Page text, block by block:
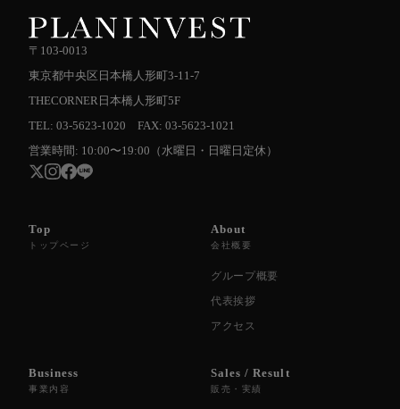
〒103-0013
東京都中央区日本橋人形町3-11-7
THECORNER日本橋人形町5F
TEL: 03-5623-1020 FAX: 03-5623-1021
営業時間: 10:00〜19:00（水曜日・日曜日定休）
Top
トップページ
About
会社概要
グループ概要
代表挨拶
アクセス
Business
事業内容
Sales / Result
販売・実績